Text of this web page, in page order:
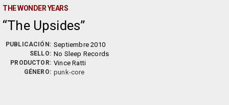
THE WONDER YEARS
The Upsides
PUBLICACIÓN: Septiembre 2010
SELLO: No Sleep Records
PRODUCTOR: Vince Ratti
GÉNERO: punk-core